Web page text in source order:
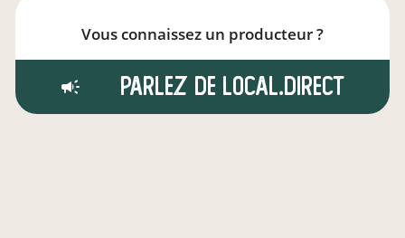
Vous connaissez un producteur ?
Parlez de local.direct